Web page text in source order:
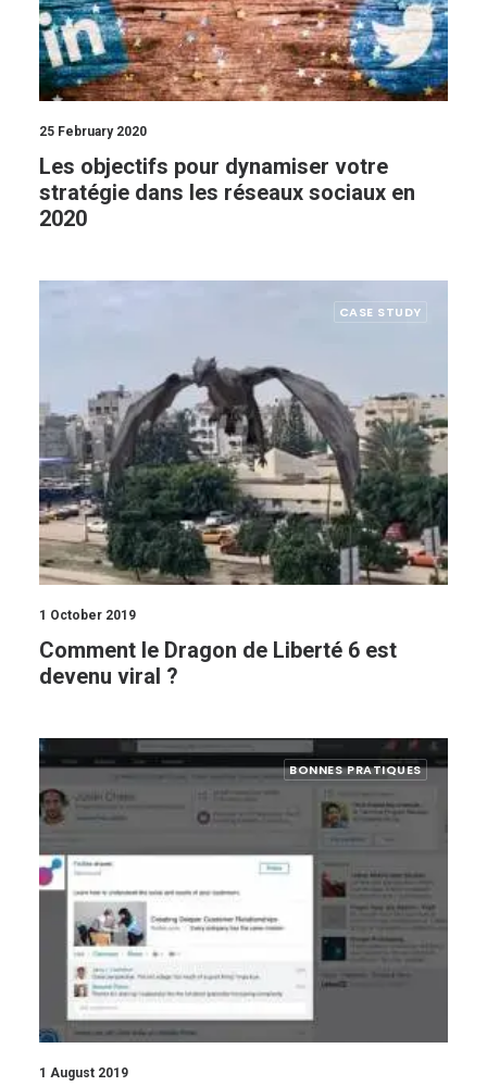
25 February 2020
Les objectifs pour dynamiser votre
stratégie dans les réseaux sociaux en
2020
CASE STUDY
1 October 2019
Comment le Dragon de Liberté 6 est
devenu viral ?
BONNES PRATIQUES
1 August 2019